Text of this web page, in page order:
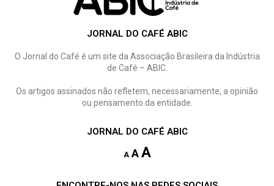
JORNAL DO CAFÉ ABIC
O Jornal do Café é um site da Associação Brasileira da Indústria
de Café – ABIC.
Os artigos assinados não refletem, necessariamente, a opinião
ou pensamento da entidade.
JORNAL DO CAFÉ ABIC
A A A